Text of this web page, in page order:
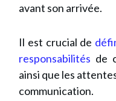
avant son arrivée.
Il est crucial de
responsabilités de
ainsi que les
communication.